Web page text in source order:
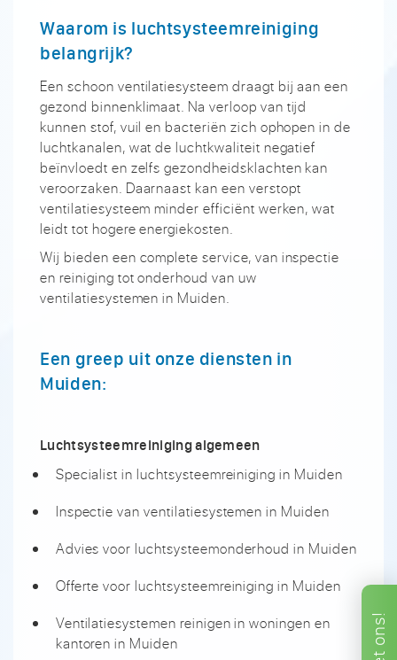
ons!
Waarom is luchtsysteemreiniging
belangrijk?
Een schoon ventilatiesysteem draagt bij aan een
gezond binnenklimaat. Na verloop van tijd
kunnen stof, vuil en bacteriën zich ophopen in de
luchtkanalen, wat de luchtkwaliteit negatief
beïnvloedt en zelfs gezondheidsklachten kan
veroorzaken. Daarnaast kan een verstopt
ventilatiesysteem minder efficiënt werken, wat
leidt tot hogere energiekosten.
Wij bieden een complete service, van inspectie
en reiniging tot onderhoud van uw
ventilatiesystemen in Muiden.
Een greep uit onze diensten in
Muiden:
Luchtsysteemreiniging algemeen
Specialist in luchtsysteemreiniging in Muiden
Inspectie van ventilatiesystemen in Muiden
Advies voor luchtsysteemonderhoud in Muiden
Offerte voor luchtsysteemreiniging in Muiden
Ventilatiesystemen reinigen in woningen en
kantoren in Muiden